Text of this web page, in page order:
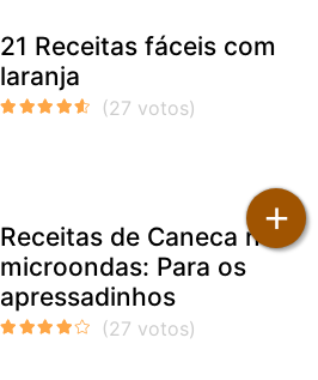
21 Receitas fáceis com
laranja
Receitas de Caneca no
microondas: Para os
apressadinhos
+